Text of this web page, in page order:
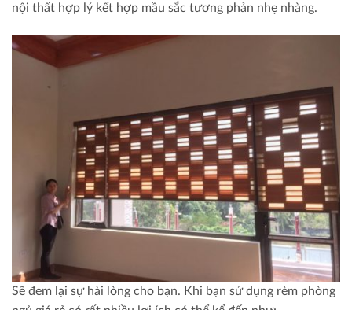
nội thất hợp lý kết hợp mầu sắc tương phản nhẹ nhàng.
Sẽ đem lại sự hài lòng cho bạn. Khi bạn sử dụng rèm phòng